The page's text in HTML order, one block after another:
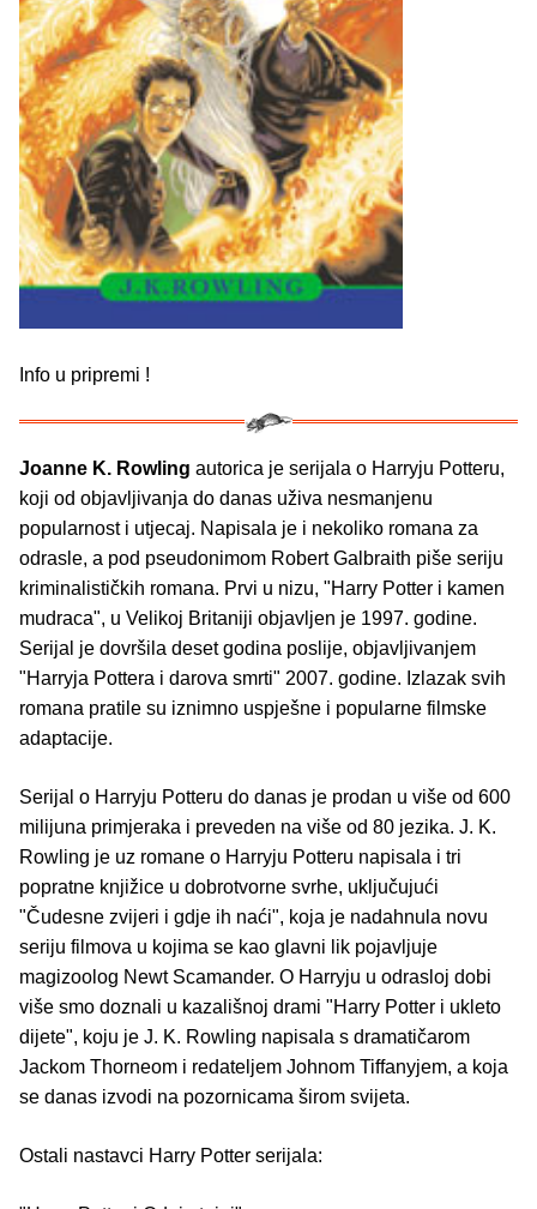
Info u pripremi !
Joanne K. Rowling autorica je serijala o Harryju Potteru,
koji od objavljivanja do danas uživa nesmanjenu
popularnost i utjecaj. Napisala je i nekoliko romana za
odrasle, a pod pseudonimom Robert Galbraith piše seriju
kriminalističkih romana. Prvi u nizu, "Harry Potter i kamen
mudraca", u Velikoj Britaniji objavljen je 1997. godine.
Serijal je dovršila deset godina poslije, objavljivanjem
"Harryja Pottera i darova smrti" 2007. godine. Izlazak svih
romana pratile su iznimno uspješne i popularne filmske
adaptacije.
Serijal o Harryju Potteru do danas je prodan u više od 600
milijuna primjeraka i preveden na više od 80 jezika. J. K.
Rowling je uz romane o Harryju Potteru napisala i tri
popratne knjižice u dobrotvorne svrhe, uključujući
"Čudesne zvijeri i gdje ih naći", koja je nadahnula novu
seriju filmova u kojima se kao glavni lik pojavljuje
magizoolog Newt Scamander. O Harryju u odrasloj dobi
više smo doznali u kazališnoj drami "Harry Potter i ukleto
dijete", koju je J. K. Rowling napisala s dramatičarom
Jackom Thorneom i redateljem Johnom Tiffanyjem, a koja
se danas izvodi na pozornicama širom svijeta.
Ostali nastavci Harry Potter serijala: